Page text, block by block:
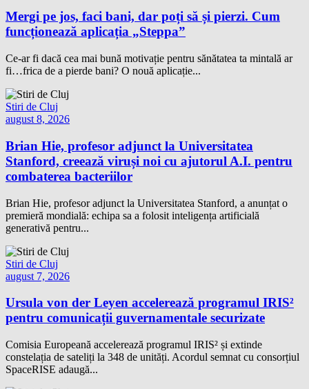
Mergi pe jos, faci bani, dar poți să și pierzi. Cum
funcționează aplicația „Steppa”
Ce-ar fi dacă cea mai bună motivație pentru sănătatea ta mintală ar
fi…frica de a pierde bani? O nouă aplicație...
Stiri de Cluj
august 8, 2026
Brian Hie, profesor adjunct la Universitatea
Stanford, creează viruși noi cu ajutorul A.I. pentru
combaterea bacteriilor
Brian Hie, profesor adjunct la Universitatea Stanford, a anunțat o
premieră mondială: echipa sa a folosit inteligența artificială
generativă pentru...
Stiri de Cluj
august 7, 2026
Ursula von der Leyen accelerează programul IRIS²
pentru comunicații guvernamentale securizate
Comisia Europeană accelerează programul IRIS² și extinde
constelația de sateliți la 348 de unități. Acordul semnat cu consorțiul
SpaceRISE adaugă...